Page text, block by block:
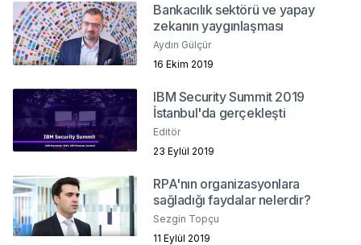
Bankacılık sektörü ve yapay
zekanın yaygınlaşması
Aydın Gülçür
16 Ekim 2019
IBM Security Summit 2019
İstanbul'da gerçekleşti
Editör
23 Eylül 2019
RPA'nın organizasyonlara
sağladığı faydalar nelerdir?
Sezgin Topçu
11 Eylül 2019